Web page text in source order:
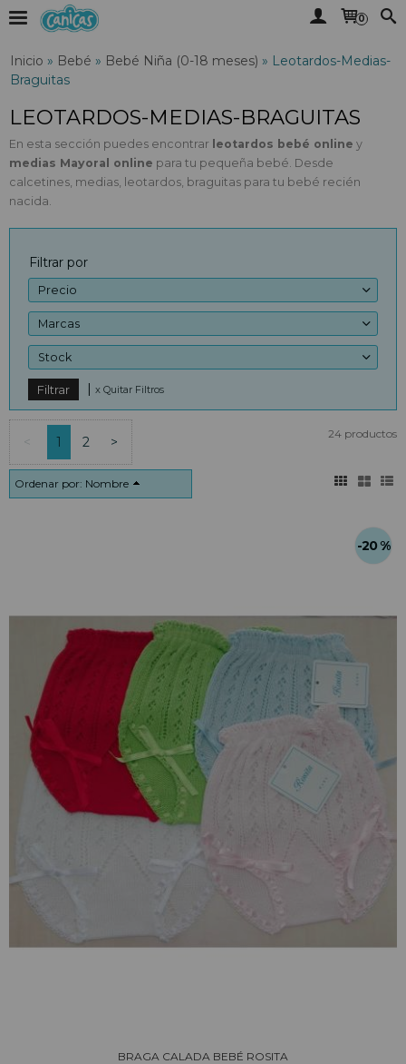
0
Inicio » Bebé » Bebé Niña (0-18 meses) » Leotardos-Medias-
Braguitas
LEOTARDOS-MEDIAS-BRAGUITAS
En esta sección puedes encontrar leotardos bebé online y
medias Mayoral online para tu pequeña bebé. Desde
calcetines, medias, leotardos, braguitas para tu bebé recién
nacida.
Filtrar por
Precio
Marcas
Stock
| x Quitar Filtros
< 1 2 >
24 productos
Ordenar por: Nombre
-20 %
BRAGA CALADA BEBÉ ROSITA